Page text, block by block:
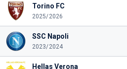
Torino FC
2025/2026
SSC Napoli
2023/2024
Hellas Verona